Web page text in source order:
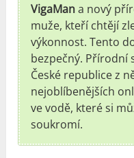
VigaMana nový
muže, kteří chtějí
výkonnost. Tento
bezpečný. Přírodní
České republice z
nejoblíbenějších
ve vodě, které si
soukromí.